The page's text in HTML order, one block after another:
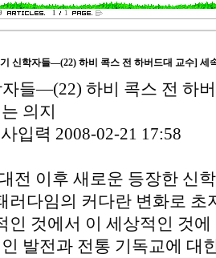
1 1
신학자들―(22) 하비 콕스 전 하버드대 교수] 세
들―(22) 하비 콕스 전 하
의지
입력 2008-02-21 17:58
전 이후 새로운 등장한 신
러다임의 커다란 변화로
인 것에서 이 세상적인 것
발전과 전통 기독교에 대